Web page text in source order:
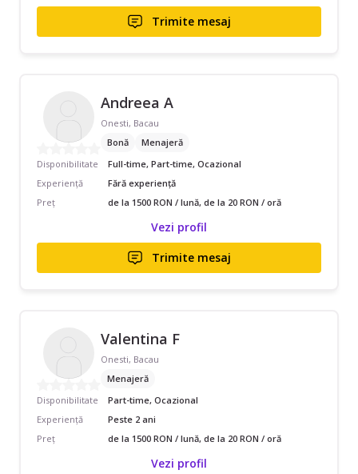
Trimite mesaj
Andreea A
Onesti, Bacau
Bonă
Menajeră
Disponibilitate
Full-time, Part-time, Ocazional
Experiență
Fără experiență
Preț
de la 1500 RON / lună, de la 20 RON / oră
Vezi profil
Trimite mesaj
Valentina F
Onesti, Bacau
Menajeră
Disponibilitate
Part-time, Ocazional
Experiență
Peste 2 ani
Preț
de la 1500 RON / lună, de la 20 RON / oră
Vezi profil